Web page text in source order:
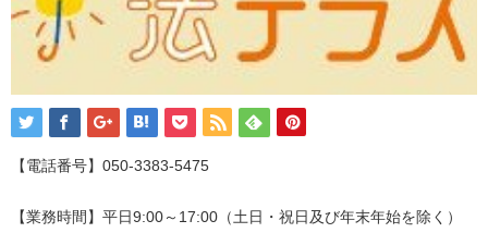
【電話番号】050-3383-5475
【業務時間】平日9:00～17:00（土日・祝日及び年末年始を除く）